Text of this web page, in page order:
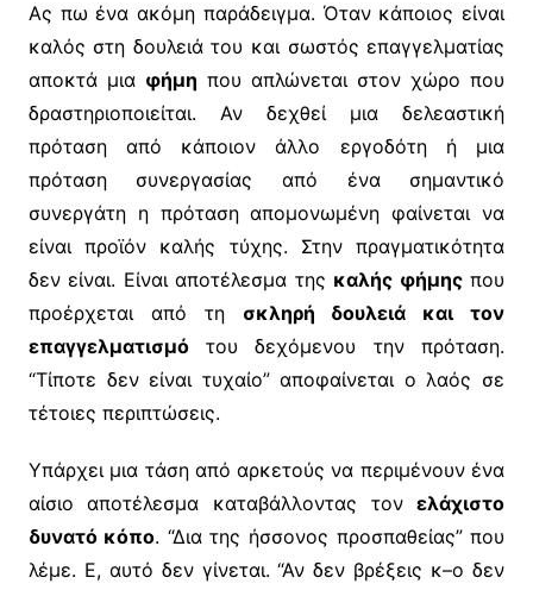
Ας πω ένα ακόμη παράδειγμα. Όταν κάποιος είναι
καλός στη δουλειά του και σωστός επαγγελματίας
αποκτά μια φήμη που απλώνεται στον χώρο που
δραστηριοποιείται. Αν δεχθεί μια δελεαστική
πρόταση από κάποιον άλλο εργοδότη ή μια
πρόταση συνεργασίας από ένα σημαντικό
συνεργάτη η πρόταση απομονωμένη φαίνεται να
είναι προϊόν καλής τύχης. Στην πραγματικότητα
δεν είναι. Είναι αποτέλεσμα της καλής φήμηςπου
προέρχεται από τη σκληρή δουλειά και τον
επαγγελματισμότου δεχόμενου την πρόταση.
“Τίποτε δεν είναι τυχαίο” αποφαίνεται ο λαός σε
τέτοιες περιπτώσεις.
Υπάρχει μια τάση από αρκετούς να περιμένουν ένα
αίσιο αποτέλεσμα καταβάλλοντας τονελάχιστο
δυνατό κόπο. “Δια της ήσσονος προσπαθείας” που
λέμε. Ε, αυτό δεν γίνεται. “Αν δεν βρέξεις κ–ο δεν